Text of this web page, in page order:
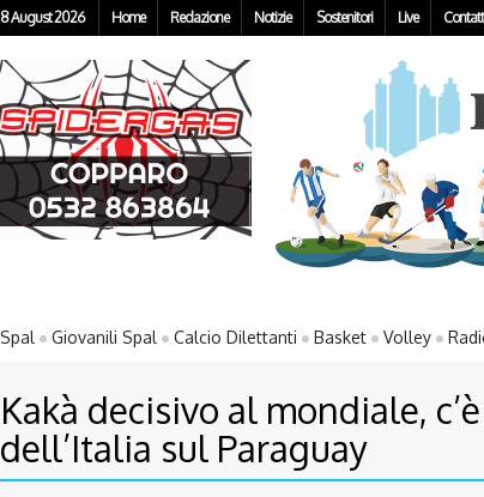
8 August 2026 Home Redazione Notizie Sostenitori Live
Spal Giovanili Spal Calcio Dilettanti Basket Volley
Kakà decisivo al mondiale,
dell’Italia sul Paraguay